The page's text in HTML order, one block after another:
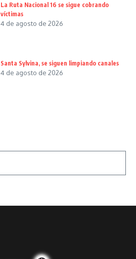
La Ruta Nacional 16 se sigue cobrando
víctimas
4 de agosto de 2026
Santa Sylvina, se siguen limpiando canales
4 de agosto de 2026